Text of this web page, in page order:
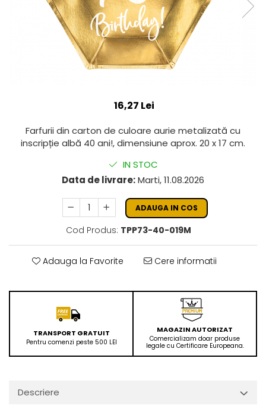
16,27 Lei
Farfurii din carton de culoare aurie metalizată cu
inscripție albă 40 ani!, dimensiune aprox. 20 x 17 cm.
IN STOC
Data de livrare:Marti, 11.08.2026
ADAUGA IN COS
Cod Produs: TPP73-40-019M
Adauga la Favorite Cere informatii
TRANSPORT GRATUIT
Pentru comenzi peste 500 LEI
MAGAZIN AUTORIZAT
Comercializam doar produse
legale cu Certificare Europeana.
Descriere